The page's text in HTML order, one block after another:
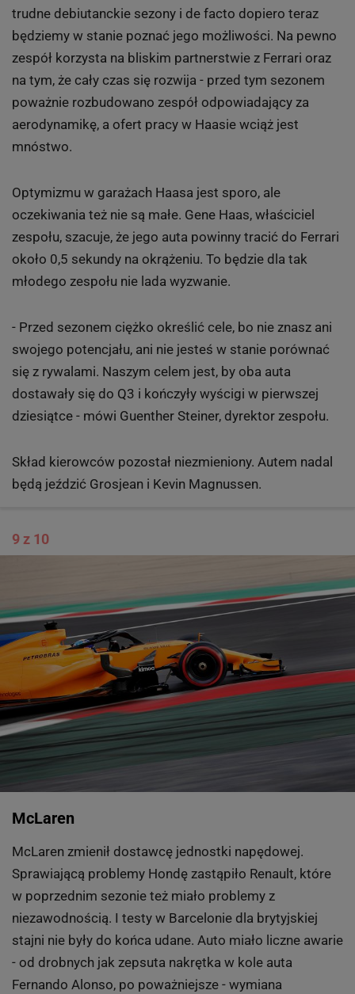
trudne debiutanckie sezony i de facto dopiero teraz
będziemy w stanie poznać jego możliwości. Na pewno
zespół korzysta na bliskim partnerstwie z Ferrari oraz
na tym, że cały czas się rozwija - przed tym sezonem
poważnie rozbudowano zespół odpowiadający za
aerodynamikę, a ofert pracy w Haasie wciąż jest
mnóstwo.
Optymizmu w garażach Haasa jest sporo, ale
oczekiwania też nie są małe. Gene Haas, właściciel
zespołu, szacuje, że jego auta powinny tracić do Ferrari
około 0,5 sekundy na okrążeniu. To będzie dla tak
młodego zespołu nie lada wyzwanie.
- Przed sezonem ciężko określić cele, bo nie znasz ani
swojego potencjału, ani nie jesteś w stanie porównać
się z rywalami. Naszym celem jest, by oba auta
dostawały się do Q3 i kończyły wyścigi w pierwszej
dziesiątce - mówi Guenther Steiner, dyrektor zespołu.
Skład kierowców pozostał niezmieniony. Autem nadal
będą jeździć Grosjean i Kevin Magnussen.
9 z 10
McLaren
McLaren zmienił dostawcę jednostki napędowej.
Sprawiającą problemy Hondę zastąpiło Renault, które
w poprzednim sezonie też miało problemy z
niezawodnością. I testy w Barcelonie dla brytyjskiej
stajni nie były do końca udane. Auto miało liczne awarie
- od drobnych jak zepsuta nakrętka w kole auta
Fernando Alonso, po poważniejsze - wymiana